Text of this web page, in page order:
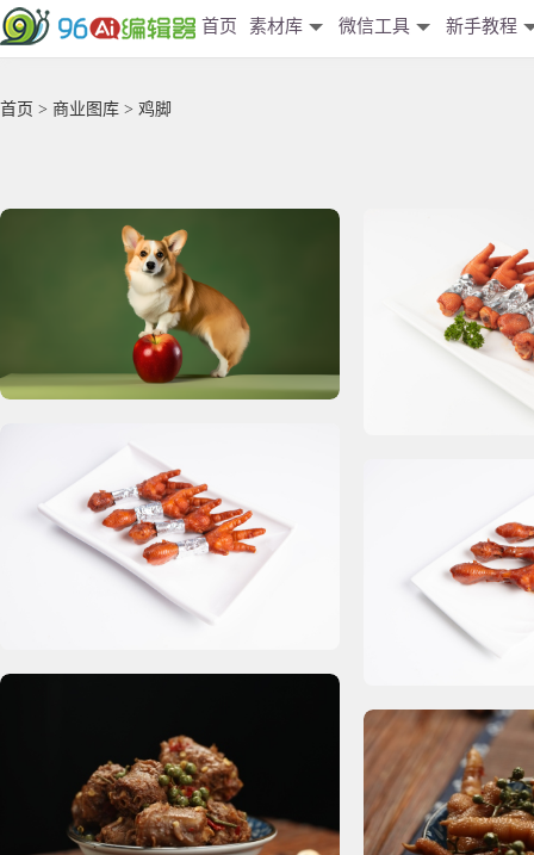
首页 素材库 微信工具 新手教程
首页 > 商业图库 > 鸡脚